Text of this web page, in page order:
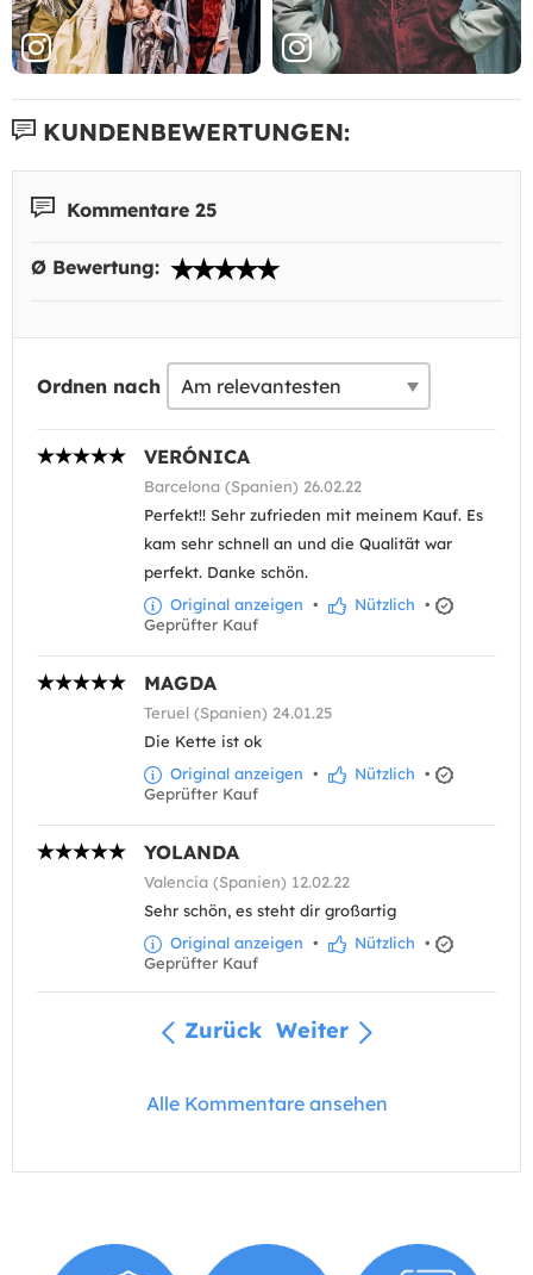
KUNDENBEWERTUNGEN:
Kommentare 25
Ø Bewertung:
Ordnen nach
VERÓNICA
Barcelona (Spanien) 26.02.22
Perfekt!! Sehr zufrieden mit meinem Kauf. Es
kam sehr schnell an und die Qualität war
perfekt. Danke schön.
Original anzeigen • Nützlich •
Geprüfter Kauf
MAGDA
Teruel (Spanien) 24.01.25
Die Kette ist ok
Original anzeigen • Nützlich •
Geprüfter Kauf
YOLANDA
Valencia (Spanien) 12.02.22
Sehr schön, es steht dir großartig
Original anzeigen • Nützlich •
Geprüfter Kauf
Zurück Weiter
Alle Kommentare ansehen